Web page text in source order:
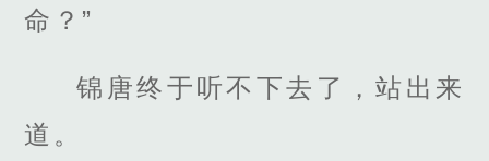
命？”
锦唐终于听不下去了，站出来
道。